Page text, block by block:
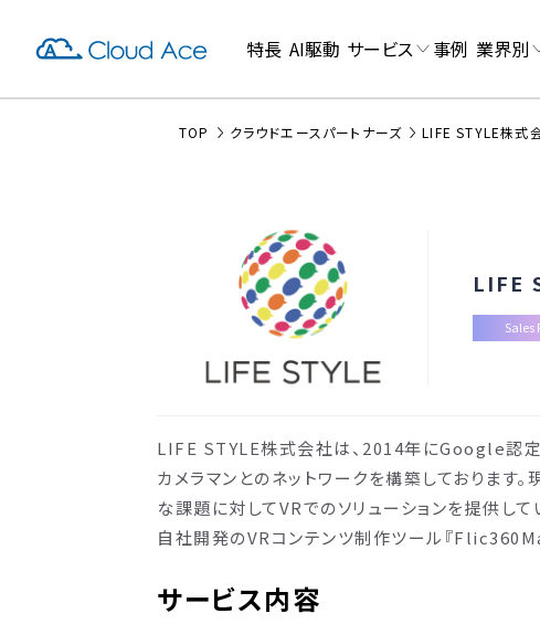
特長 AI駆動 サービス 事例 業界別
TOP クラウドエースパートナーズ LIFE STYLE株式
LIFE
Sales
LIFE STYLE株式会社は、2014年にGoogle認
カメラマンとのネットワークを構築しております
な課題に対してVRでのソリューションを提供して
自社開発のVRコンテンツ制作ツール『
サービス内容